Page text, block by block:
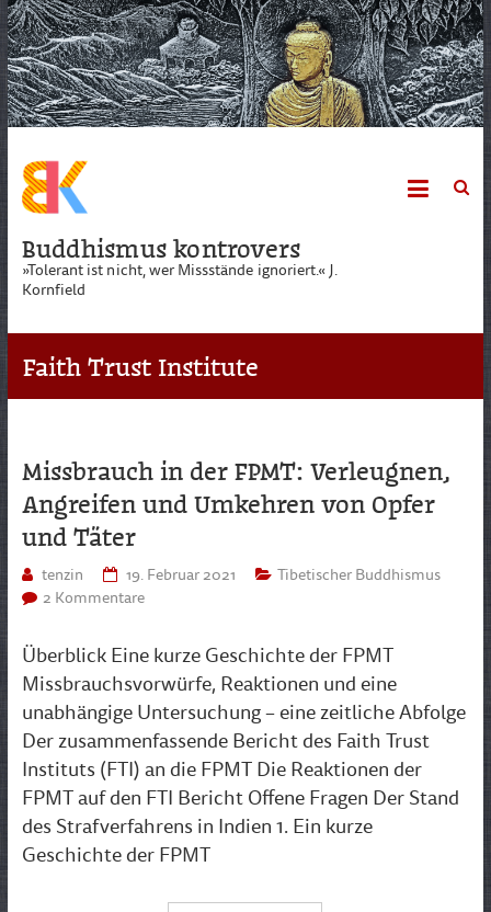
Skip
to
content
Buddhismus kontrovers
»Tolerant ist nicht, wer Missstände ignoriert.« J.
Kornfield
Faith Trust Institute
Missbrauch in der FPMT: Verleugnen,
Angreifen und Umkehren von Opfer
und Täter
tenzin 19. Februar 2021
Tibetischer Buddhismus
2 Kommentare
Überblick Eine kurze Geschichte der FPMT
Missbrauchsvorwürfe, Reaktionen und eine
unabhängige Untersuchung – eine zeitliche Abfolge
Der zusammenfassende Bericht des Faith Trust
Instituts (FTI) an die FPMT Die Reaktionen der
FPMT auf den FTI Bericht Offene Fragen Der Stand
des Strafverfahrens in Indien 1. Ein kurze
Geschichte der FPMT